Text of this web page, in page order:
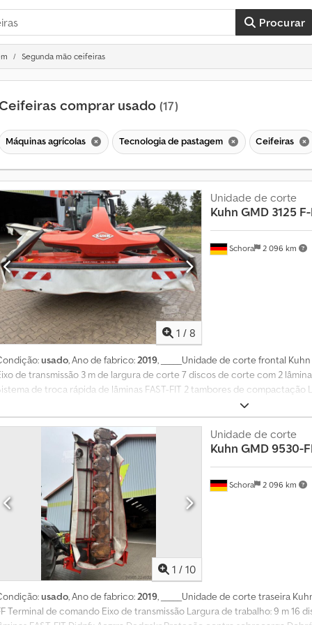
Procurar
Segunda mão ceifeiras
comprar usado (17)
Máquinas agrícolas Tecnologia de pastagem Ceifeiras
1 / 8
Schora 2 096 km
Unidade de corte
Kuhn GMD 3125
usado, Ano de fabrico:2019, _____Unidade de corte frontal
de transmissão 3 m de largura de corte 7 discos de corte com 2
de troca rápida de lâminas FAST-FIT 2 tambores de compactação
1 / 10
Schora 2 096 km
Unidade de corte
Kuhn GMD 9530-
usado, Ano de fabrico:2019, _____Unidade de corte traseira
Terminal de comando Eixo de transmissão Largura de trabalho: 9 m 16
1
4
0
0
0
p
e
d
o
m